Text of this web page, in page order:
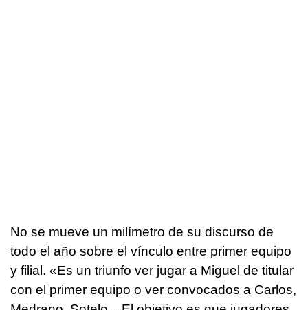
No se mueve un milímetro de su discurso de
todo el año sobre el vínculo entre primer equipo
y filial. «Es un triunfo ver jugar a Miguel de titular
con el primer equipo o ver convocados a Carlos,